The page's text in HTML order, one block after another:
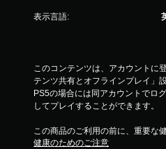
表示言語:
このコンテンツは、アカウントに
テンツ共有とオフラインプレイ」
PS5の場合には同アカウントでロ
してプレイすることができます。
この商品のご利用の前に、重要な
健康のためのご注意